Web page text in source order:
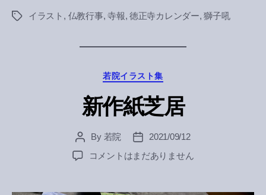
Tags イラスト , 仏教行事, 寺報, 徳正寺カレンダー,獅子吼
Categories
若院イラスト集
新作紙芝居
Post
author
By 若院
Post
date
2021/09/12
新
コメントはまだありません